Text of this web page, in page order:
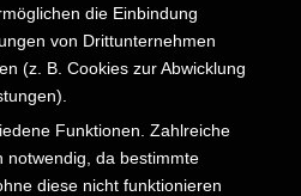
die Einbindung
von Drittunternehmen
(z. B. Cookies zur Abwicklung
Funktionen. Zahlreiche
notwendig, da bestimmte
diese nicht funktionieren